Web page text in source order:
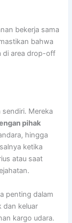
bekerja sama
bahwa
di area drop-off
Mereka
pihak
hingga
ketika
atau saat
penting dalam
dan keluar
kargo udara.